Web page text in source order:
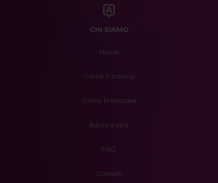
CHI SIAMO
Home
Come Funziona
Come Prenotare
Barca a vela
FAQ
Contatti